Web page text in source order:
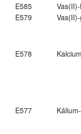
E585
E579
E578
E577